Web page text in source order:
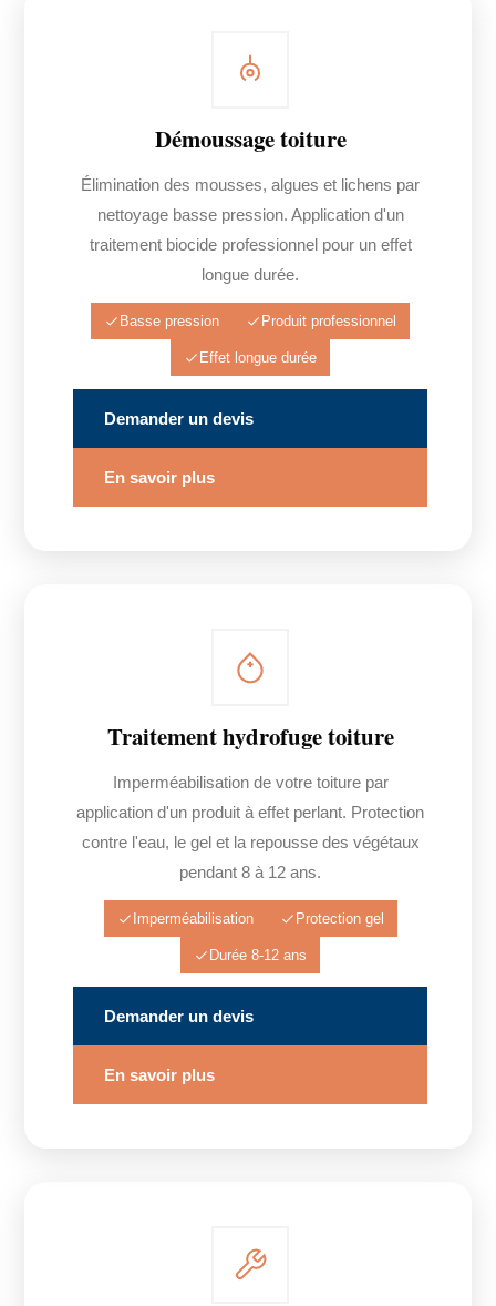
Démoussage toiture
Élimination des mousses, algues et lichens par
nettoyage basse pression. Application d'un
traitement biocide professionnel pour un effet
longue durée.
Basse pression Produit professionnel
Effet longue durée
Demander un devis
En savoir plus
Traitement hydrofuge toiture
Imperméabilisation de votre toiture par
application d'un produit à effet perlant. Protection
contre l'eau, le gel et la repousse des végétaux
pendant 8 à 12 ans.
Imperméabilisation Protection gel
Durée 8-12 ans
Demander un devis
En savoir plus